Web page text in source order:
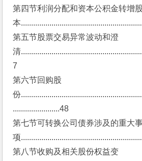
第四节利润分配和资本公积金转增股
本
第五节股票交易异常波动和澄
清
7
第六节回购股
份
.......................48
第七节可转换公司债券涉及的重大
项
第八节收购及相关股份权益变